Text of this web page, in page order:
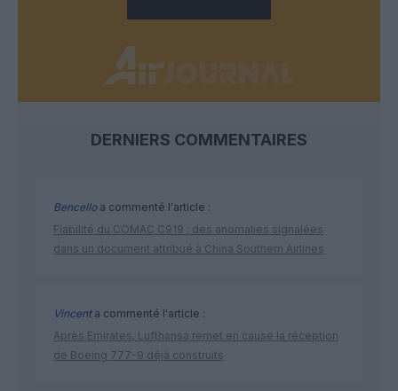
DERNIERS COMMENTAIRES
Bencelloa commenté l'article :
Fiabilité du COMAC C919 : des anomalies signalées
dans un document attribué à China Southern Airlines
Vincenta commenté l'article :
Après Emirates, Lufthansa remet en cause la réception
de Boeing 777-9 déjà construits